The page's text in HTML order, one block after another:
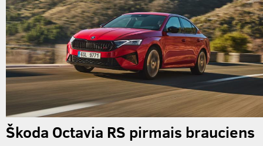
Škoda Octavia RS pirmais brauciens